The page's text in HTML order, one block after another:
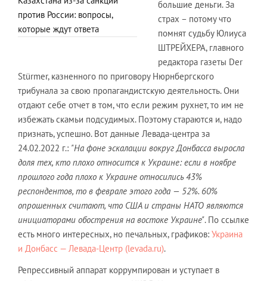
против России: вопросы,
которые ждут ответа
большие деньги. За
страх – потому что
помнят судьбу Юлиуса
ШТРЕЙХЕРА, главного
редактора газеты Der
Stürmer, казненного по приговору Нюрнбергского
трибунала за свою пропагандистскую деятельность. Они
отдают себе отчет в том, что если режим рухнет, то им не
избежать скамьи подсудимых. Поэтому стараются и, надо
признать, успешно. Вот данные Левада-центра за
24.02.2022 г.: "На фоне эскалации вокруг Донбасса выросла
доля тех, кто плохо относится к Украине: если в ноябре
прошлого года плохо к Украине относились 43%
респондентов, то в феврале этого года — 52%. 60%
опрошенных считают, что США и страны НАТО являются
инициаторами обострения на востоке Украине". По ссылке
есть много интересных, но печальных, графиков: Украина
и Донбасс — Левада-Центр (levada.ru).
Репрессивный аппарат коррумпирован и уступает в